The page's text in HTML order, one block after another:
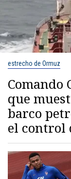
estrecho de Ormuz
Comando
que
barco
el control